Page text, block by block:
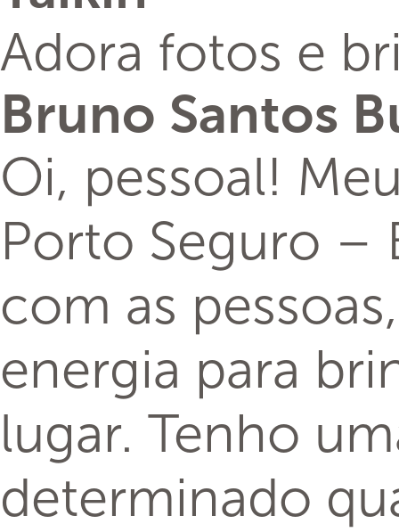
Adora fotos e
Bruno Santos
Oi, pessoal!
Porto Seguro –
com as
energia para
lugar. Tenho
determinado